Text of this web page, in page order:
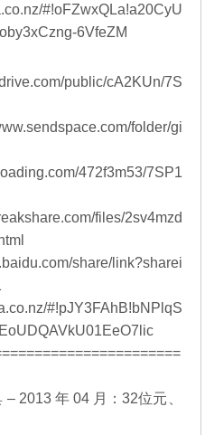
#!oFZwxQLa!a20CyU
6VfeZM
public/cA2KUn/7S
folder/gi
472f3m53/7SP1
files/2sv4mzd
share/link?sharei
#!pJY3FAhB!bNPlqS
– 2013 年 04 月：32位元